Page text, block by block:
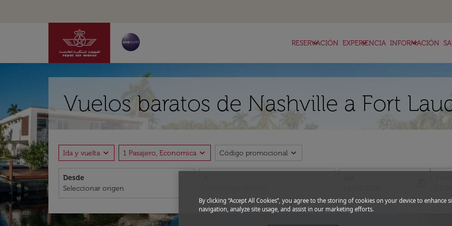
RESERVACIÓN
keyboard_arrow_down EXPERIENCIA
keyboard_arrow_down INFORMACIÓN
keyboard_arrow_down
Vuelos baratos de Nashville a Fort
Ida y vuelta expand_more 1 Pasajero, Economica expand_more Código promocional expand_more
Desde
fc-
By clicking “Accept All Cookies”, you agree to the storing of cookies on your device to enhance
navigation, analyze site usage, and assist in our marketing efforts.